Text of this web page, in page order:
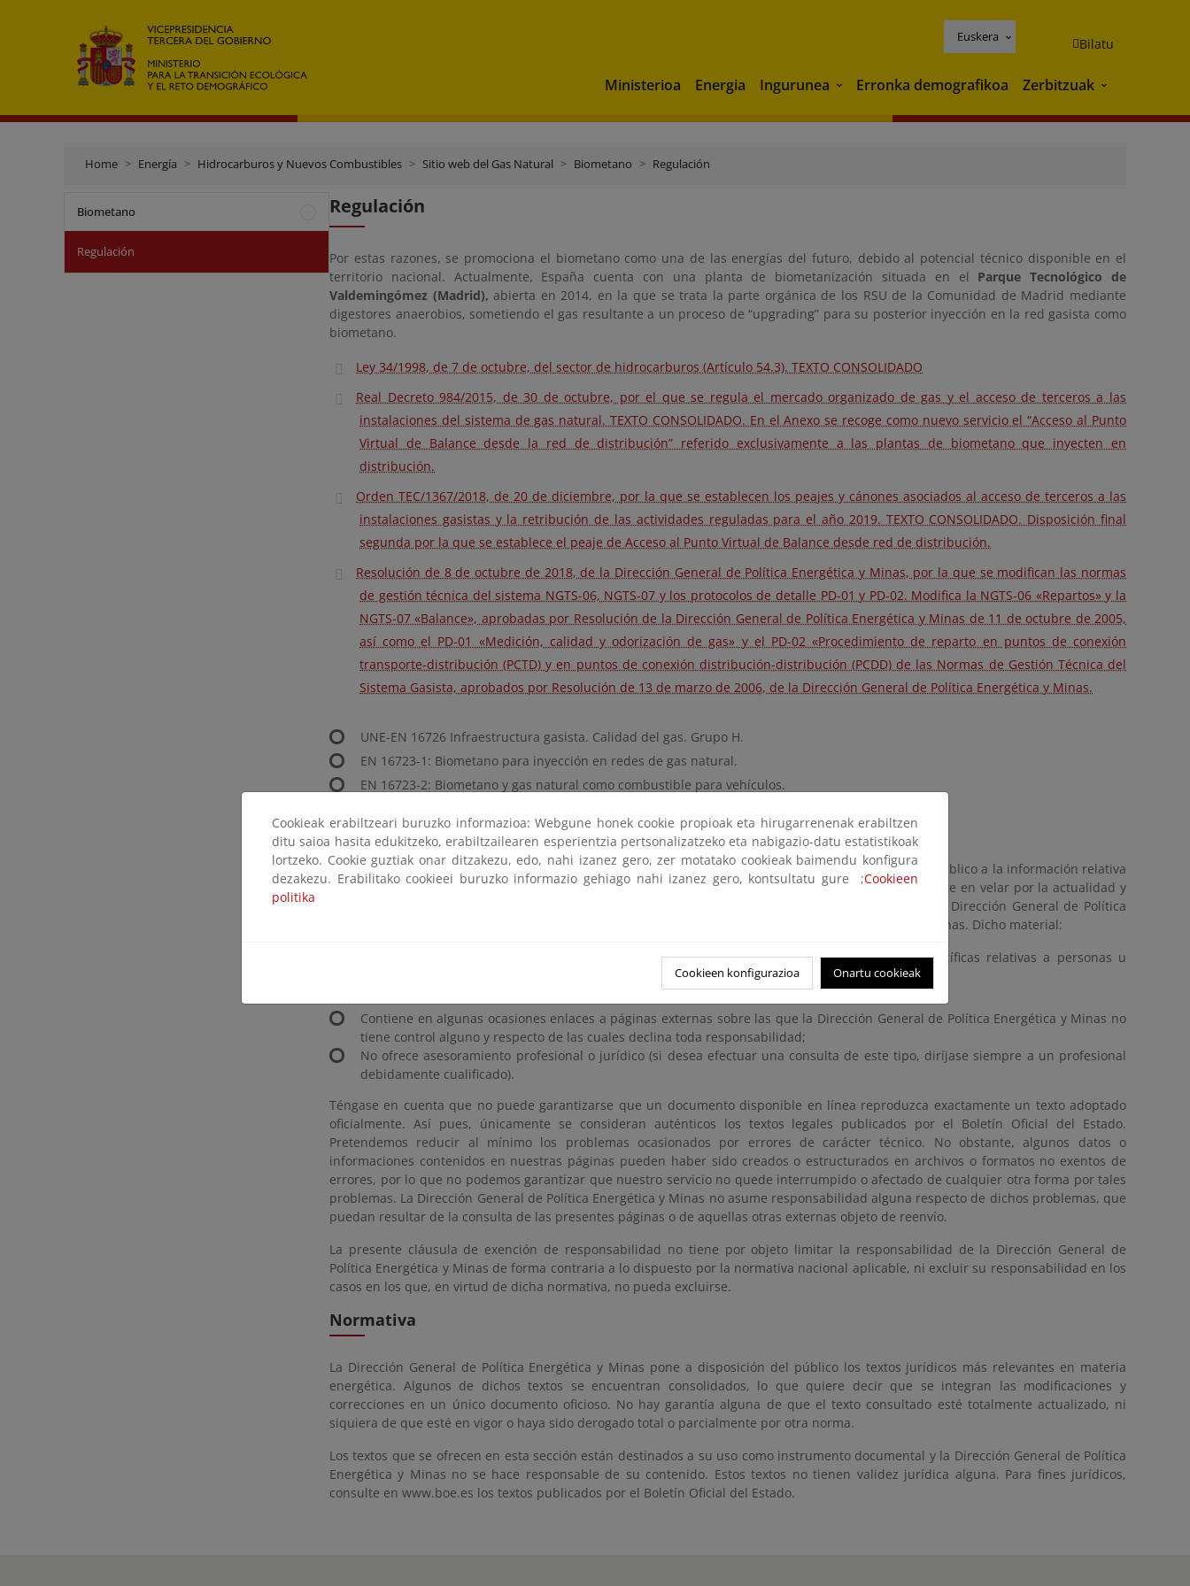
Euskera Bilatu
Ministerioa Energia Ingurunea Ingurunea
Erronka demografikoa Zerbitzuak Zerbitzuak
Home Energía Hidrocarburos y Nuevos Combustibles Sitio web del Gas Natural Biometano Regulación
Biometano
Regulación
Regulación
Por estas razones, se promociona el biometano como una de las energías del futuro, debido al potencial técnico disponible en el
territorio nacional. Actualmente, España cuenta con una planta de biometanización situada en el Parque Tecnológico de
Valdemingómez (Madrid),abierta en 2014, en la que se trata la parte orgánica de los RSU de la Comunidad de Madrid mediante
digestores anaerobios, sometiendo el gas resultante a un proceso de “upgrading” para su posterior inyección en la red gasista como
biometano.
Ley 34/1998, de 7 de octubre, del sector de hidrocarburos (Artículo 54.3). TEXTO CONSOLIDADO
Real Decreto 984/2015, de 30 de octubre, por el que se regula el mercado organizado de gas y el acceso de terceros a las
instalaciones del sistema de gas natural. TEXTO CONSOLIDADO. En el Anexo se recoge como nuevo servicio el “Acceso al Punto
Virtual de Balance desde la red de distribución” referido exclusivamente a las plantas de biometano que inyecten en
distribución.
Orden TEC/1367/2018, de 20 de diciembre, por la que se establecen los peajes y cánones asociados al acceso de terceros a las
instalaciones gasistas y la retribución de las actividades reguladas para el año 2019. TEXTO CONSOLIDADO. Disposición final
segunda por la que se establece el peaje de Acceso al Punto Virtual de Balance desde red de distribución.
Resolución de 8 de octubre de 2018, de la Dirección General de Política Energética y Minas, por la que se modifican las normas
de gestión técnica del sistema NGTS-06, NGTS-07 y los protocolos de detalle PD-01 y PD-02. Modifica la NGTS-06 «Repartos» y la
NGTS-07 «Balance», aprobadas por Resolución de la Dirección General de Política Energética y Minas de 11 de octubre de 2005,
así como el PD-01 «Medición, calidad y odorización de gas» y el PD-02 «Procedimiento de reparto en puntos de conexión
transporte-distribución (PCTD) y en puntos de conexión distribución-distribución (PCDD) de las Normas de Gestión Técnica del
Sistema Gasista, aprobados por Resolución de 13 de marzo de 2006, de la Dirección General de Política Energética y Minas.
UNE-EN 16726 Infraestructura gasista. Calidad del gas. Grupo H.
EN 16723-1: Biometano para inyección en redes de gas natural.
EN 16723-2: Biometano y gas natural como combustible para vehículos.
Cláusula de exención de responsabilidad
Con las presentes páginas, la Dirección General de Política Energética y Minas fomenta el acceso del público a la información relativa
a sus funciones y a los procedimientos administrativos en materia energética. Nuestro objetivo consiste en velar por la actualidad y
exactitud de dicha información. Rogamos nos advierta de cualquier error u omisión que observe. La Dirección General de Política
Energética y Minas no asume responsabilidad alguna en relación con el material incluido en estas páginas. Dicho material:
Consiste únicamente en información de carácter general que no aborda circunstancias específicas relativas a personas u
No ofrece necesariamente información exhaustiva, completa, exacta o actualizada;
Contiene en algunas ocasiones enlaces a páginas externas sobre las que la Dirección General de Política Energética y Minas no
tiene control alguno y respecto de las cuales declina toda responsabilidad;
No ofrece asesoramiento profesional o jurídico (si desea efectuar una consulta de este tipo, diríjase siempre a un profesional
debidamente cualificado).
Téngase en cuenta que no puede garantizarse que un documento disponible en línea reproduzca exactamente un texto adoptado
oficialmente. Así pues, únicamente se consideran auténticos los textos legales publicados por el Boletín Oficial del Estado.
Pretendemos reducir al mínimo los problemas ocasionados por errores de carácter técnico. No obstante, algunos datos o
informaciones contenidos en nuestras páginas pueden haber sido creados o estructurados en archivos o formatos no exentos de
errores, por lo que no podemos garantizar que nuestro servicio no quede interrumpido o afectado de cualquier otra forma por tales
problemas. La Dirección General de Política Energética y Minas no asume responsabilidad alguna respecto de dichos problemas, que
puedan resultar de la consulta de las presentes páginas o de aquellas otras externas objeto de reenvío.
La presente cláusula de exención de responsabilidad no tiene por objeto limitar la responsabilidad de la Dirección General de
Política Energética y Minas de forma contraria a lo dispuesto por la normativa nacional aplicable, ni excluir su responsabilidad en los
casos en los que, en virtud de dicha normativa, no pueda excluirse.
Normativa
La Dirección General de Política Energética y Minas pone a disposición del público los textos jurídicos más relevantes en materia
energética. Algunos de dichos textos se encuentran consolidados, lo que quiere decir que se integran las modificaciones y
correcciones en un único documento oficioso. No hay garantía alguna de que el texto consultado esté totalmente actualizado, ni
siquiera de que esté en vigor o haya sido derogado total o parcialmente por otra norma.
Los textos que se ofrecen en esta sección están destinados a su uso como instrumento documental y la Dirección General de Política
Energética y Minas no se hace responsable de su contenido. Estos textos no tienen validez jurídica alguna. Para fines jurídicos,
consulte en www.boe.es los textos publicados por el Boletín Oficial del Estado.
Cookieak erabiltzeari buruzko informazioa: Webgune honek cookie propioak eta hirugarrenenak erabiltzen
ditu saioa hasita edukitzeko, erabiltzailearen esperientzia pertsonalizatzeko eta nabigazio-datu estatistikoak
lortzeko. Cookie guztiak onar ditzakezu, edo, nahi izanez gero, zer motatako cookieak baimendu konfigura
dezakezu. Erabilitako cookieei buruzko informazio gehiago nahi izanez gero, kontsultatu gure ;Cookieen
politika
Cookieen konfigurazioa Onartu cookieak